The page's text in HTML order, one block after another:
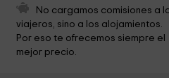
Parròquia Sant Joan Baptista
Iglesia de Sant Joan Baptista
Ayuntamiento Horta de Sant Joan
No cargamos comisiones a
viajeros, sino a los alojamientos.
Por eso te ofrecemos siempre el
mejor precio.